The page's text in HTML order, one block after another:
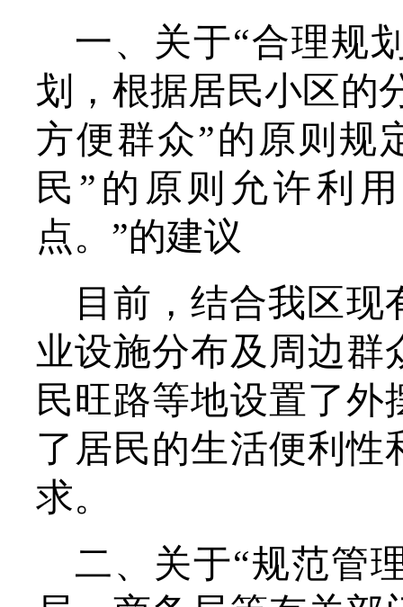
一、关于“合理规
划，根据居民小区的
方便群众”的原则规
民”的原则允许利
点。”的建议
目前，结合我区
业设施分布及周边群
民旺路等地设置了
了居民的生活便利性
求。
二、关于“规范管